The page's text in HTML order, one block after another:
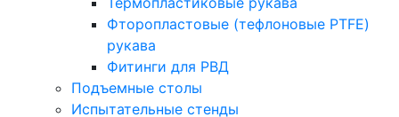
Фторопластовые (тефлоновые PTFE)
рукава
Фитинги для РВД
Подъемные столы
Испытательные стенды